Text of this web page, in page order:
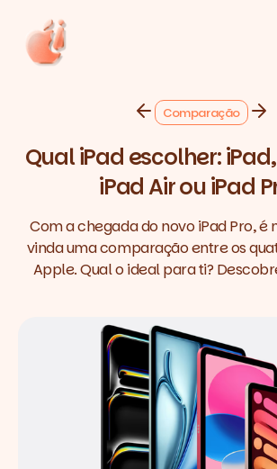
Comparação
Qual iPad escolher:
iPad Air ou iPad
Com a chegada do novo iPad Pro, é
vinda uma comparação entre os
Apple. Qual o ideal para ti?